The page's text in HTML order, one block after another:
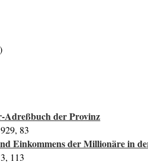
Adreßbuch der Provinz
83
Einkommens der Millionäre in
113